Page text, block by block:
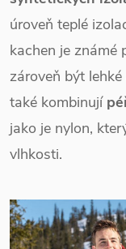
úroveň teplé
kachen je známé
zároveň být
také kombinují
jako je nylon,
vlhkosti.